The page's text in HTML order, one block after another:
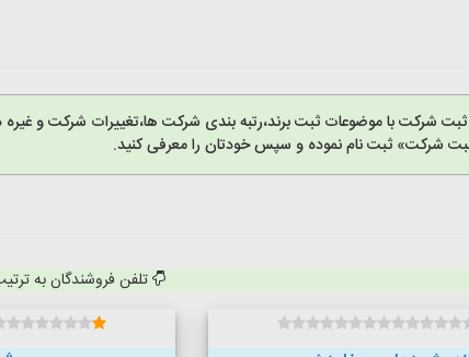
شرکت با موضوعات ثبت برند،رتبه بندی شرکت ها،تغییرات شرکت و غیره
شرکت» ثبت نام نموده و سپس خودتان را معرفی کنید.
تلفن فروشندگان به